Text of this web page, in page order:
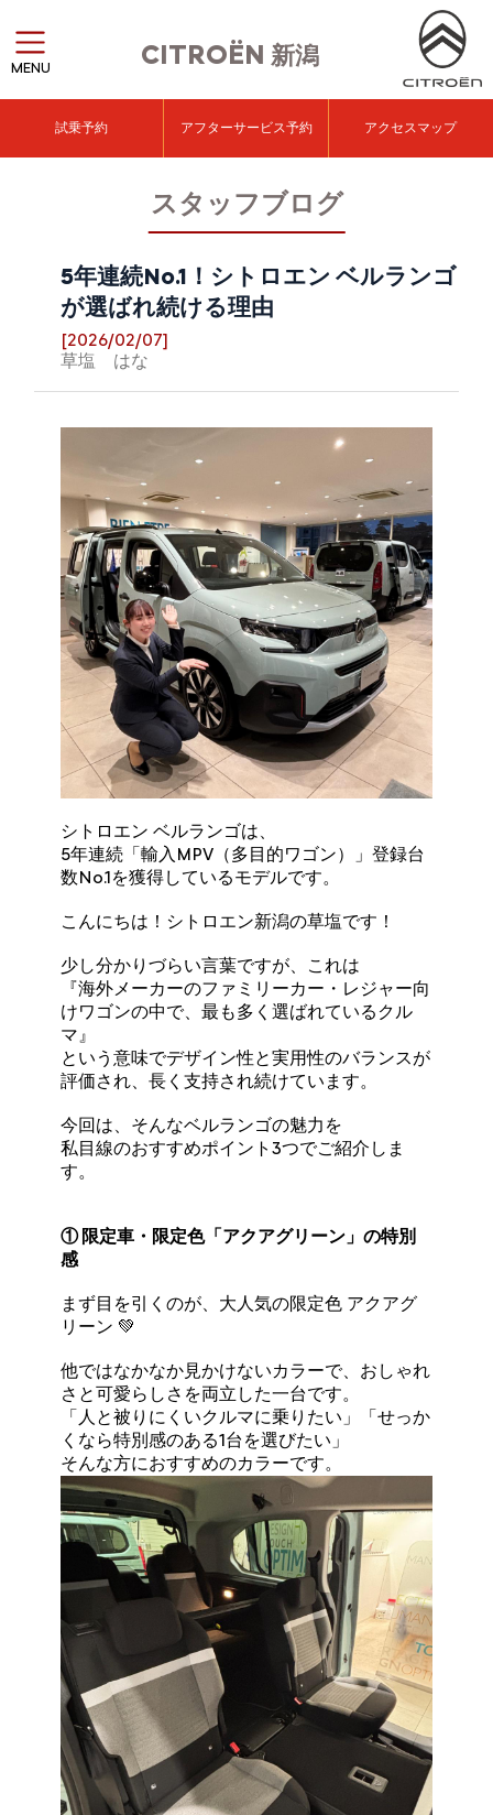
CITROËN 新潟
MENU
試乗予約 アフターサービス予約 アクセスマップ
スタッフブログ
5年連続No.1！シトロエン ベルランゴ
が選ばれ続ける理由
[2026/02/07]
草塩 はな
シトロエン ベルランゴは、
5年連続「輸入MPV（多目的ワゴン）」登録台
数No.1を獲得しているモデルです。
こんにちは！シトロエン新潟の草塩です！
少し分かりづらい言葉ですが、これは
『海外メーカーのファミリーカー・レジャー向
けワゴンの中で、最も多く選ばれているクル
マ』
という意味でデザイン性と実用性のバランスが
評価され、長く支持され続けています。
今回は、そんなベルランゴの魅力を
私目線のおすすめポイント3つでご紹介しま
す。
① 限定車・限定色「アクアグリーン」の特別
感
まず目を引くのが、大人気の限定色 アクアグ
リーン 💚
他ではなかなか見かけないカラーで、おしゃれ
さと可愛らしさを両立した一台です。
「人と被りにくいクルマに乗りたい」「せっか
くなら特別感のある1台を選びたい」
そんな方におすすめのカラーです。